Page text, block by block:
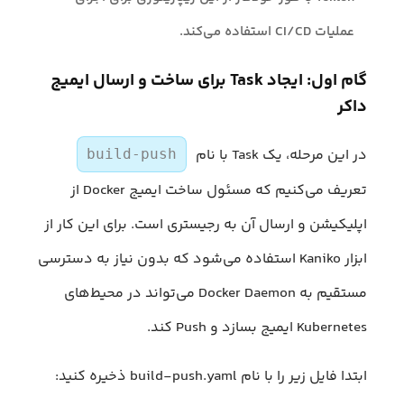
عملیات CI/CD استفاده می‌کند.
گام اول: ایجاد Task برای ساخت و ارسال ایمیج
داکر
در این مرحله، یک Task با نام build-push
تعریف می‌کنیم که مسئول ساخت ایمیج Docker از
اپلیکیشن و ارسال آن به رجیستری است. برای این کار از
ابزار Kaniko استفاده می‌شود که بدون نیاز به دسترسی
مستقیم به Docker Daemon می‌تواند در محیط‌های
Kubernetes ایمیج بسازد و Push کند.
ابتدا فایل زیر را با نام build-push.yaml ذخیره کنید: